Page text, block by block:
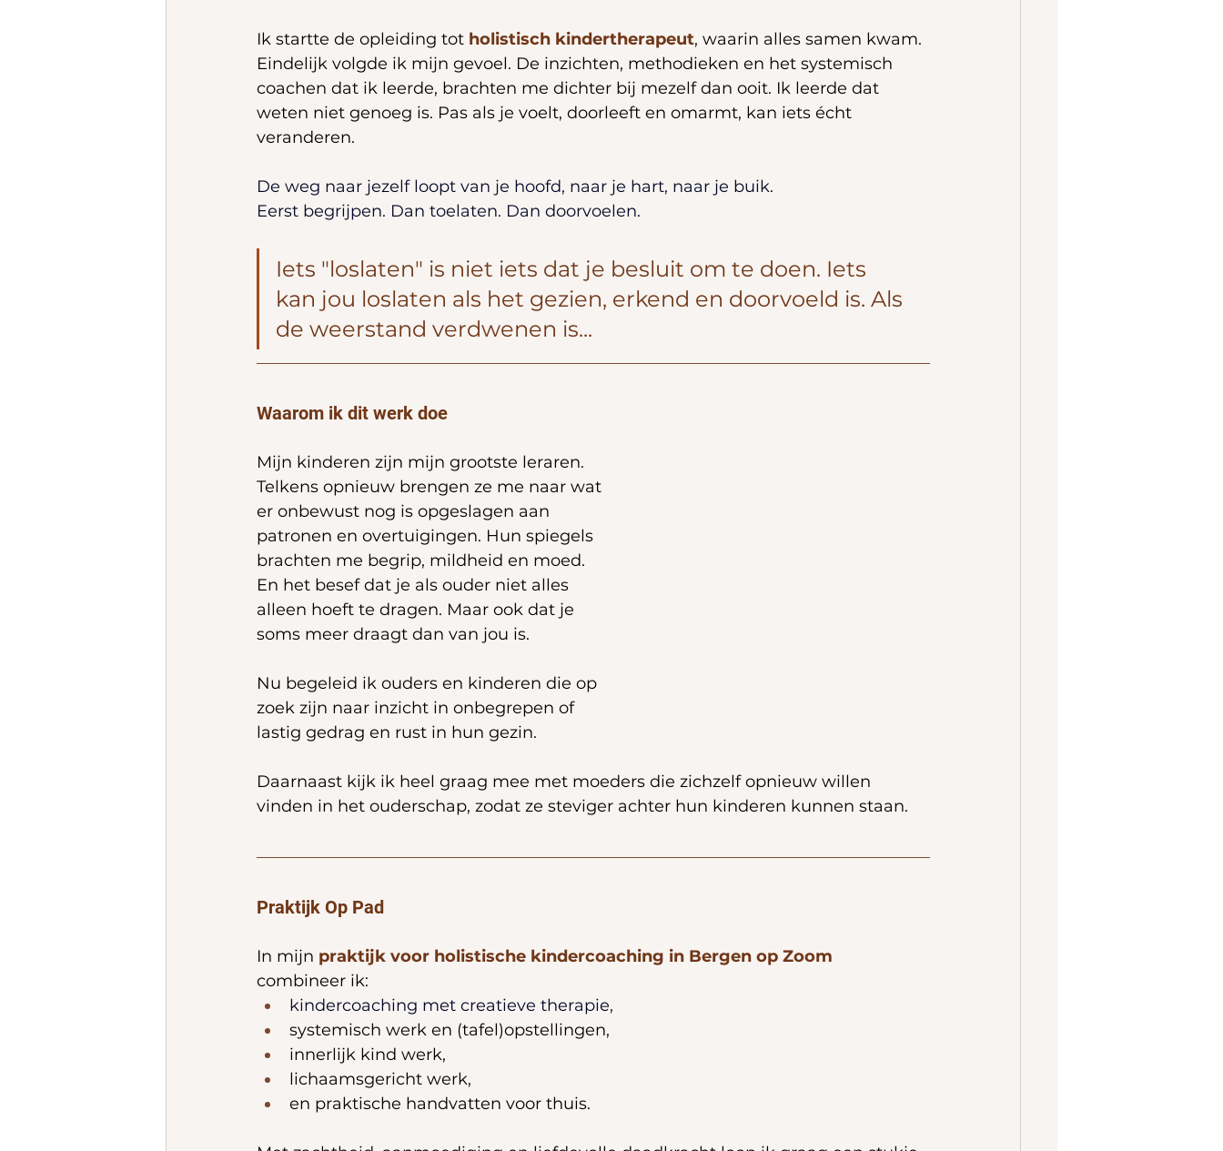
Ik startte de opleiding tot holistisch kindertherapeut, waarin alles samen kwam.
Eindelijk volgde ik mijn gevoel. De inzichten, methodieken en het systemisch
coachen dat ik leerde, brachten me dichter bij mezelf dan ooit. Ik leerde dat
weten niet genoeg is. Pas als je voelt, doorleeft en omarmt, kan iets écht
veranderen.
De weg naar jezelf loopt van je hoofd, naar je hart, naar je buik.
Eerst begrijpen. Dan toelaten. Dan doorvoelen.
Iets "loslaten" is niet iets dat je besluit om te doen. Iets
kan jou loslaten als het gezien, erkend en doorvoeld is. Als
de weerstand verdwenen is...
Waarom ik dit werk doe
Mijn kinderen zijn mijn grootste leraren.
Telkens opnieuw brengen ze me naar wat
er onbewust nog is opgeslagen aan
patronen en overtuigingen. Hun spiegels
brachten me begrip, mildheid en moed.
En het besef dat je als ouder niet alles
alleen hoeft te dragen. Maar ook dat je
soms meer draagt dan van jou is.
Nu begeleid ik ouders en kinderen die op
zoek zijn naar inzicht in onbegrepen of
lastig gedrag en rust in hun gezin.
Daarnaast kijk ik heel graag mee met moeders die zichzelf opnieuw willen
vinden in het ouderschap, zodat ze steviger achter hun kinderen kunnen staan.
Praktijk Op Pad
In mijn praktijk voor holistische kindercoaching in Bergen op Zoom
combineer ik:
kindercoaching met creatieve therapie,
systemisch werk en (tafel)opstellingen,
innerlijk kind werk,
lichaamsgericht werk,
en praktische handvatten voor thuis.